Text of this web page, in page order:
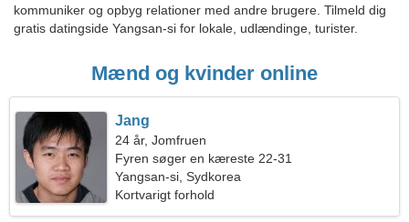
kommuniker og opbyg relationer med andre brugere. Tilmeld dig
gratis datingside Yangsan-si for lokale, udlændinge, turister.
Mænd og kvinder online
Jang
24 år, Jomfruen
Fyren søger en kæreste 22-31
Yangsan-si, Sydkorea
Kortvarigt forhold